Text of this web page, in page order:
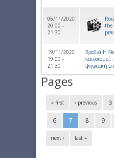
05/11/2020
20:00 -
21:30
the
19/11/2020
19:00 -
21:30
Βραδιά Η
ψηφιακή
Pages
« first ‹ previous 3
6 7 8 9
next › last »